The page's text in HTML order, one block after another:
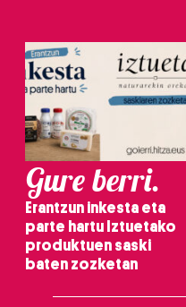
Gure berri.
Erantzun inkesta eta
parte hartu Iztuetako
produktuen saski
baten zozketan